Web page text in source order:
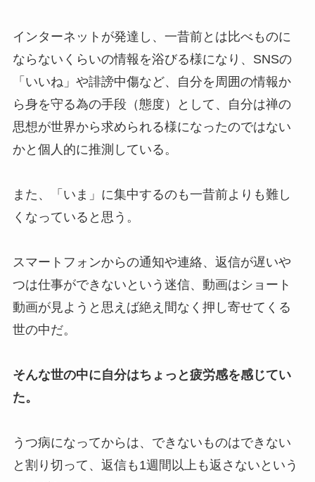
インターネットが発達し、一昔前とは比べものに
ならないくらいの情報を浴びる様になり、SNSの
「いいね」や誹謗中傷など、自分を周囲の情報か
ら身を守る為の手段（態度）として、自分は禅の
思想が世界から求められる様になったのではない
かと個人的に推測している。
また、「いま」に集中するのも一昔前よりも難し
くなっていると思う。
スマートフォンからの通知や連絡、返信が遅いや
つは仕事ができないという迷信、動画はショート
動画が見ようと思えば絶え間なく押し寄せてくる
世の中だ。
そんな世の中に自分はちょっと疲労感を感じてい
た。
うつ病になってからは、できないものはできない
と割り切って、返信も1週間以上も返さないという